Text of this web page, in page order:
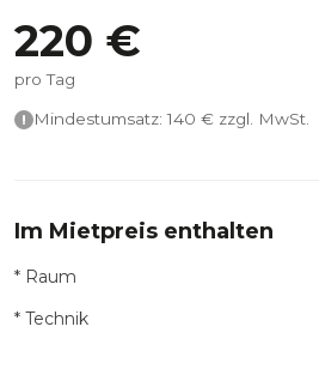
220 €
pro Tag
Mindestumsatz:140 € zzgl. MwSt.
Im Mietpreis enthalten
* Raum
* Technik